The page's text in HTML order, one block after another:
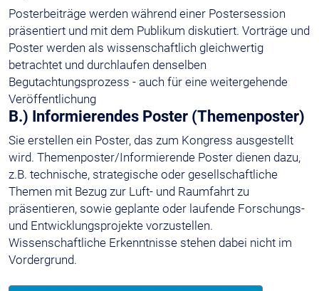
Posterbeiträge werden während einer Postersession
präsentiert und mit dem Publikum diskutiert. Vorträge und
Poster werden als wissenschaftlich gleichwertig
betrachtet und durchlaufen denselben
Begutachtungsprozess - auch für eine weitergehende
Veröffentlichung
B.) Informierendes Poster (Themenposter)
Sie erstellen ein Poster, das zum Kongress ausgestellt
wird. Themenposter/Informierende Poster dienen dazu,
z.B. technische, strategische oder gesellschaftliche
Themen mit Bezug zur Luft- und Raumfahrt zu
präsentieren, sowie geplante oder laufende Forschungs-
und Entwicklungsprojekte vorzustellen.
Wissenschaftliche Erkenntnisse stehen dabei nicht im
Vordergrund.